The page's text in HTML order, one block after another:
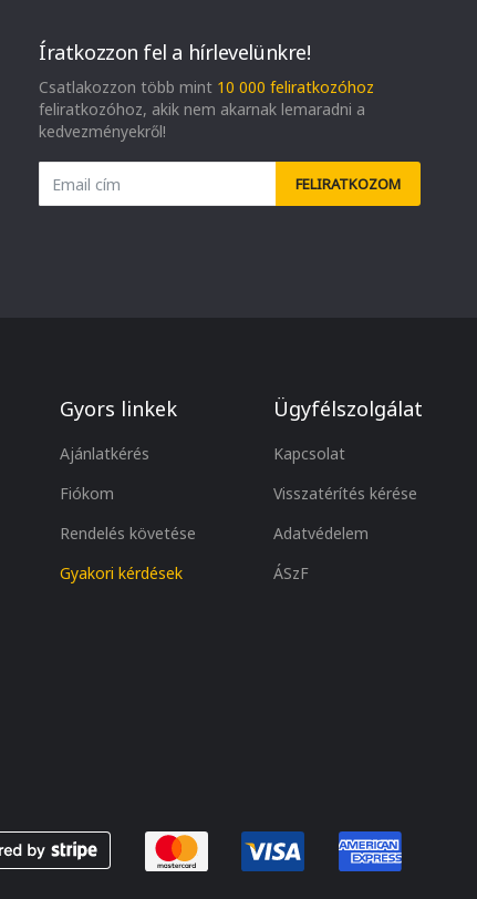
Íratkozzon fel a hírlevelünkre!
Csatlakozzon több mint 10 000 feliratkozóhoz
feliratkozóhoz, akik nem akarnak lemaradni a
kedvezményekről!
FELIRATKOZOM
Gyors linkek
Ajánlatkérés
Fiókom
Rendelés követése
Gyakori kérdések
Ügyfélszolgálat
Kapcsolat
Visszatérítés kérése
Adatvédelem
ÁSzF